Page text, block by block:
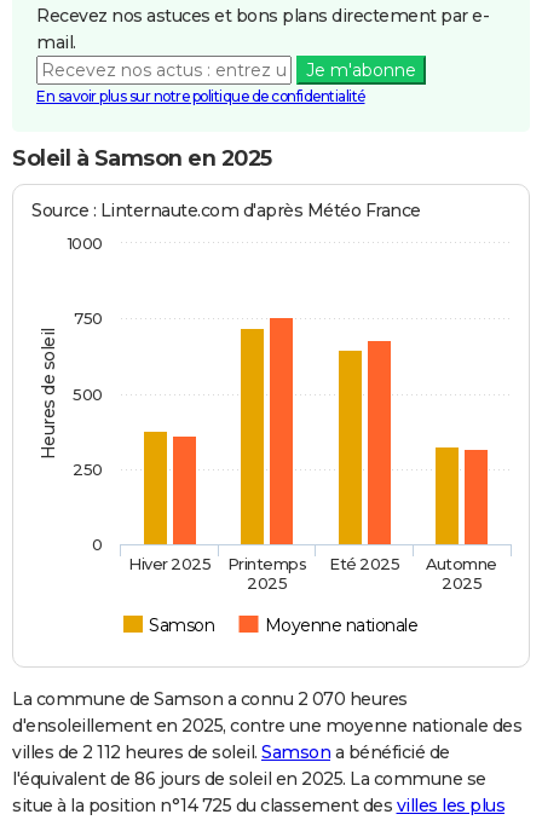
Recevez nos astuces et bons plans directement par e-
mail.
Je m'abonne
En savoir plus sur notre politique de confidentialité
Soleil à Samson en 2025
Heures de soleil
Source : Linternaute.com d'après Météo France
Samson Moyenne nationale
Hiver 2025
Printemps
2025
Eté 2025
Automne
2025
0
250
500
750
1000
La commune de Samson a connu 2 070 heures
d'ensoleillement en 2025, contre une moyenne nationale des
villes de 2 112 heures de soleil. Samson a bénéficié de
l'équivalent de 86 jours de soleil en 2025. La commune se
situe à la position n°14 725 du classement des villes les plus